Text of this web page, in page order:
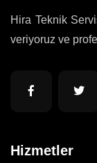
Hira Teknik
veriyoruz ve
Hizmetler